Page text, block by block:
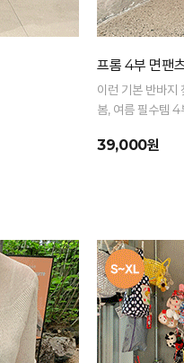
프롬 4부 면팬
이런 기본 반바지
봄, 여름 필수템 4
39,000원